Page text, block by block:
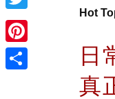
Twitter
Pinterest
Hot
日
真